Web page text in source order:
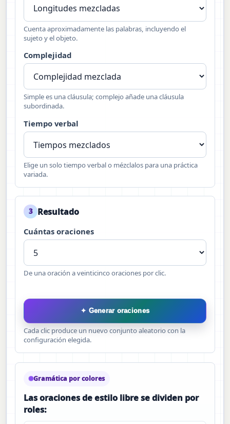
Cuenta aproximadamente las palabras, incluyendo el
sujeto y el objeto.
Complejidad
Simple es una cláusula; complejo añade una cláusula
subordinada.
Tiempo verbal
Elige un solo tiempo verbal o mézclalos para una práctica
variada.
3 Resultado
Cuántas oraciones
De una oración a veinticinco oraciones por clic.
✦ Generar oraciones
Cada clic produce un nuevo conjunto aleatorio con la
configuración elegida.
Gramática por colores
Las oraciones de estilo libre se dividen por
roles: